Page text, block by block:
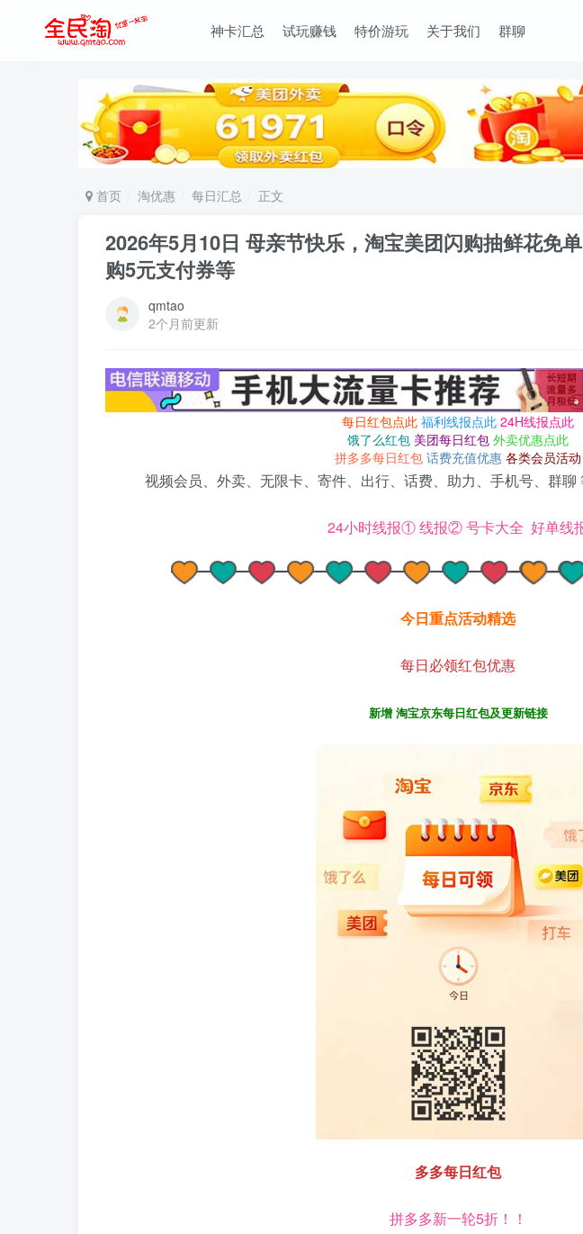
神卡汇总 试玩赚钱 特价游玩 关于我们 群聊
首页 淘优惠 每日汇总 正文
2026年5月10日 母亲节快乐，淘宝美团闪购抽鲜花免
购5元支付券等
qmtao
2个月前更新
每日红包点此 福利线报点此 24H线报点此
饿了么红包 美团每日红包 外卖优惠点此
拼多多每日红包 话费充值优惠 各类会员活动
视频会员、外卖、无限卡、寄件、出行、话费、助力、手机号、群聊
24小时线报①线报②号卡大全 好单线
今日重点活动精选
每日必领红包优惠
新增 淘宝京东每日红包及更新链接
多多每日红包
拼多多新一轮5折！！